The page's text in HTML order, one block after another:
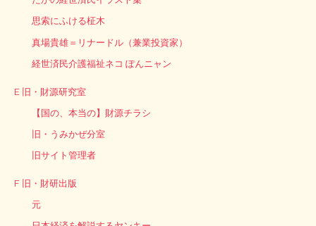
思索にふける柾木
真場貴雄＝リナードル（兼業投資家）
経世済民介護福祉ネコ ぽんニャン
E 旧・財源研究室
【国の、本当の】財源チラシ
旧・うみかぜ分室
旧サイト管理者
F 旧・財研出版
元